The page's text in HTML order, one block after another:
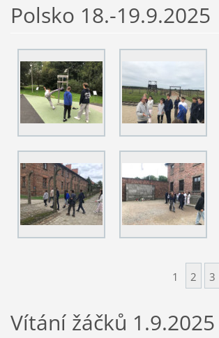
Polsko 18.-19.9.2025
1 2 3
Vítání žáčků 1.9.2025